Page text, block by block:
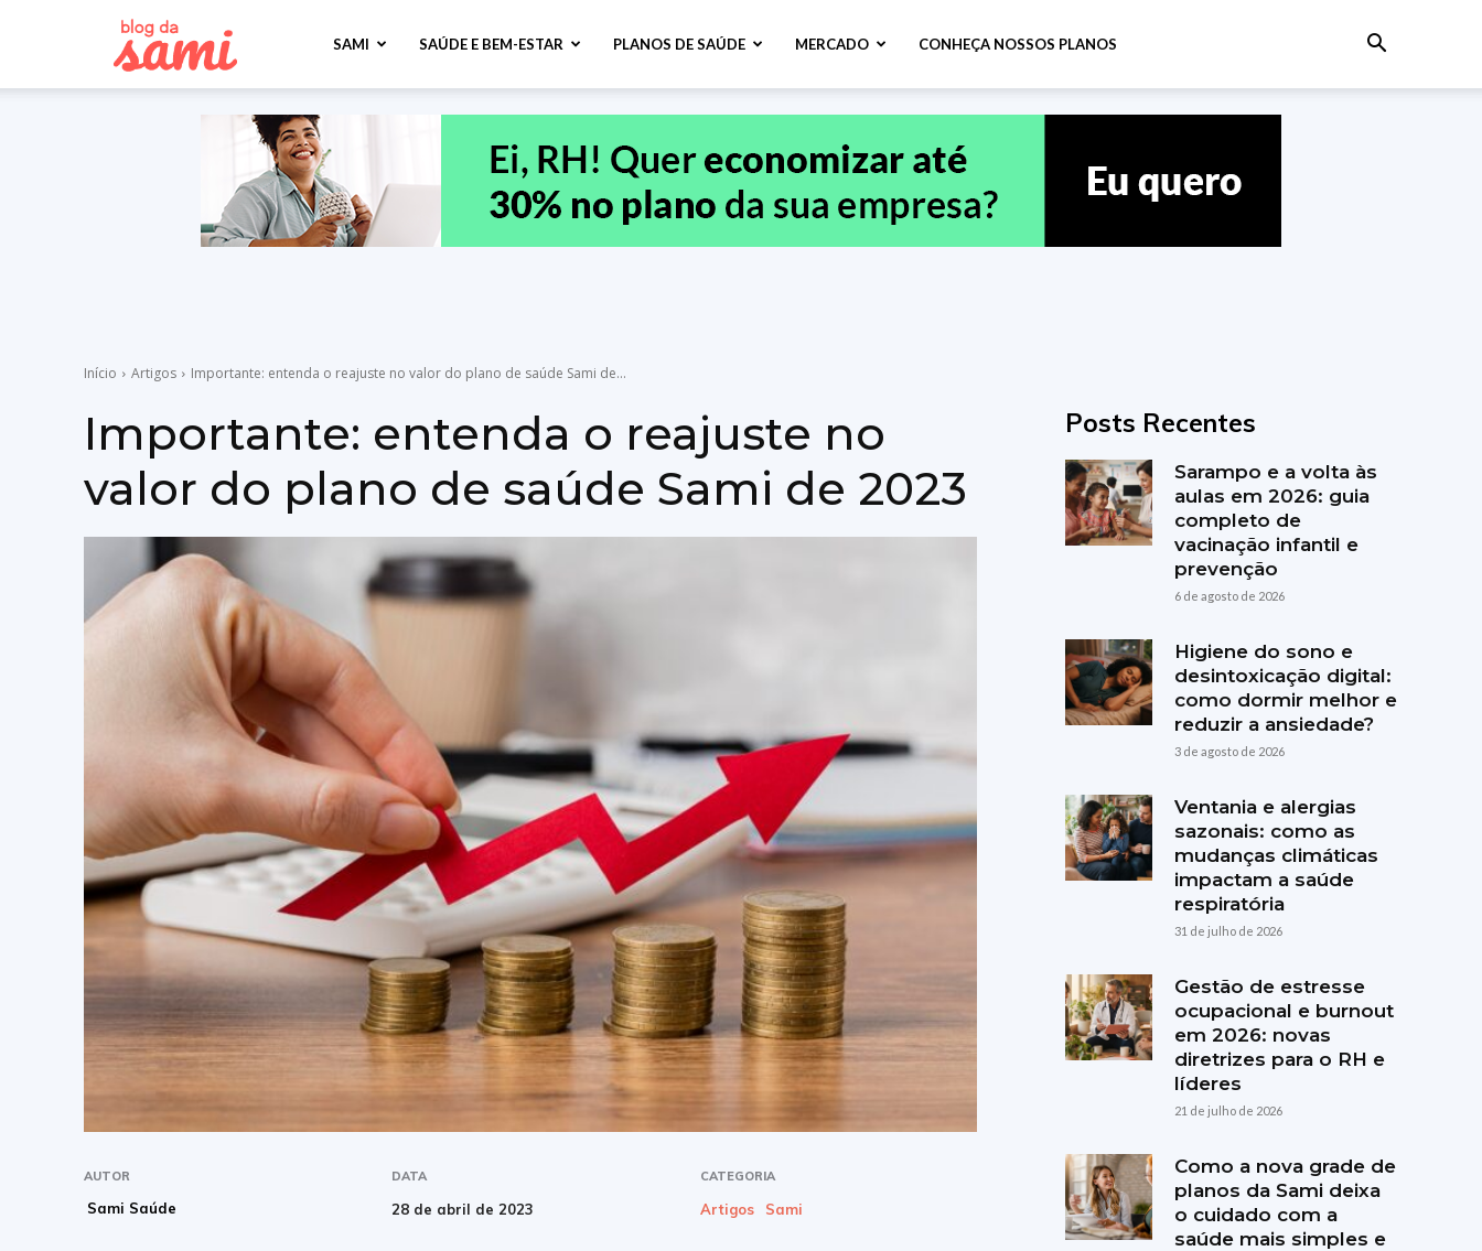
Saúde
SAMI SAÚDE E BEM-ESTAR PLANOS DE SAÚDE MERCADO CONHEÇA NOSSOS PLANOS
Início Artigos Importante: entenda o reajuste no valor do plano de saúde Sami de...
Importante: entenda o reajuste no
valor do plano de saúde Sami de 2023
AUTOR
Sami Saúde
DATA
28 de abril de 2023
CATEGORIA
Artigos Sami
Posts Recentes
Sarampo e a volta às
aulas em 2026: guia
completo de
vacinação infantil e
prevenção
6 de agosto de 2026
Higiene do sono e
desintoxicação digital:
como dormir melhor e
reduzir a ansiedade?
3 de agosto de 2026
Ventania e alergias
sazonais: como as
mudanças climáticas
impactam a saúde
respiratória
31 de julho de 2026
Gestão de estresse
ocupacional e burnout
em 2026: novas
diretrizes para o RH e
líderes
21 de julho de 2026
Como a nova grade de
planos da Sami deixa
o cuidado com a
saúde mais simples e